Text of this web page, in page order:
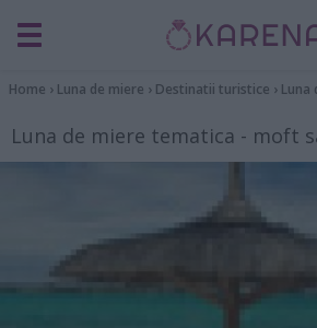
Home › Luna de miere › Destinatii turistice › Luna
Luna de miere tematica - moft